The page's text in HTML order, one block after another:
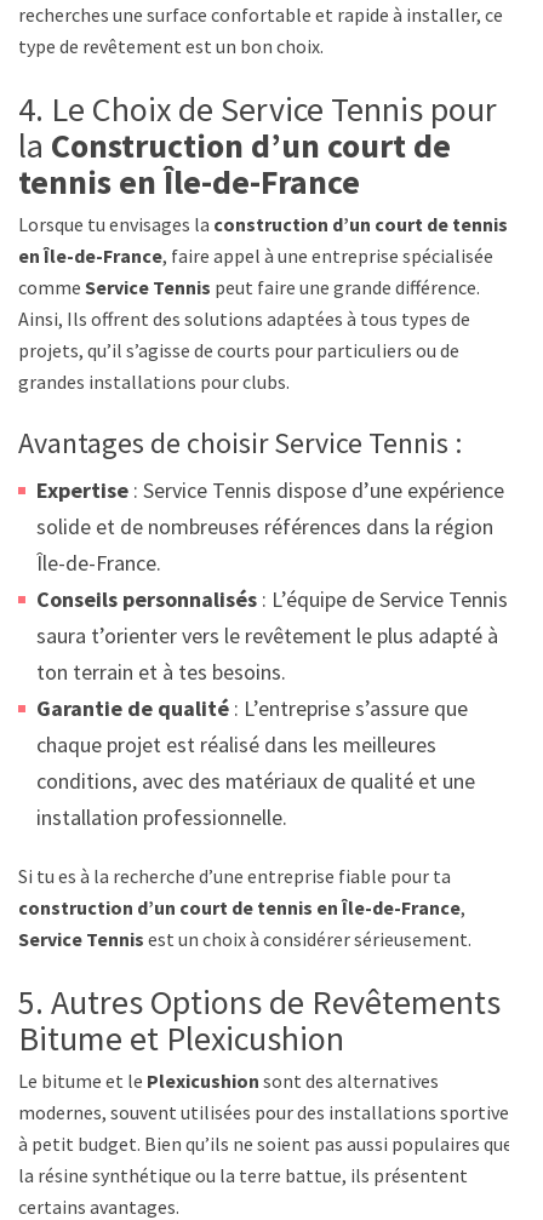
recherches une surface confortable et rapide à installer, ce
type de revêtement est un bon choix.
4. Le Choix de Service Tennis pour
la Construction d’un court de
tennis en Île-de-France
Lorsque tu envisages la construction d’un court de tennis
en Île-de-France, faire appel à une entreprise spécialisée
comme Service Tennis peut faire une grande différence.
Ainsi, Ils offrent des solutions adaptées à tous types de
projets, qu’il s’agisse de courts pour particuliers ou de
grandes installations pour clubs.
Avantages de choisir Service Tennis :
Expertise : Service Tennis dispose d’une expérience
solide et de nombreuses références dans la région
Île-de-France.
Conseils personnalisés : L’équipe de Service Tennis
saura t’orienter vers le revêtement le plus adapté à
ton terrain et à tes besoins.
Garantie de qualité : L’entreprise s’assure que
chaque projet est réalisé dans les meilleures
conditions, avec des matériaux de qualité et une
installation professionnelle.
Si tu es à la recherche d’une entreprise fiable pour ta
construction d’un court de tennis en Île-de-France,
Service Tennis est un choix à considérer sérieusement.
5. Autres Options de Revêtements :
Bitume et Plexicushion
Le bitume et le Plexicushion sont des alternatives
modernes, souvent utilisées pour des installations sportives
à petit budget. Bien qu’ils ne soient pas aussi populaires que
la résine synthétique ou la terre battue, ils présentent
certains avantages.